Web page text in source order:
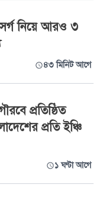
নিয়ে আরও ৩
৪৩ মিনিট আগে
প্রতিষ্ঠিত
প্রতি ইঞ্চি
১ ঘণ্টা আগে